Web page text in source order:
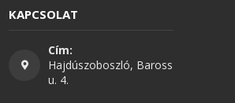
KAPCSOLAT
Cím:
Hajdúszoboszló, Baross
u. 4.